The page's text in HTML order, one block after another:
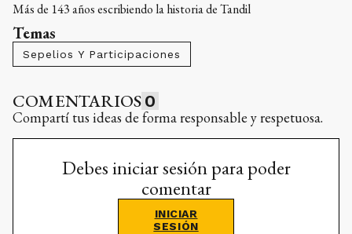
Más de 143 años escribiendo la historia de Tandil
Temas
Sepelios Y Participaciones
COMENTARIOS 0
Compartí tus ideas de forma responsable y respetuosa.
Debes iniciar sesión para poder
comentar
INICIAR
SESIÓN